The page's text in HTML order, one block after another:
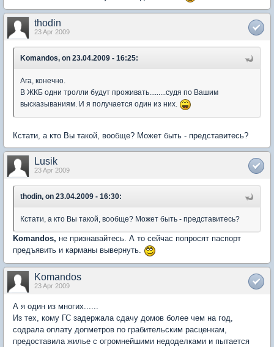
thodin
23 Apr 2009
Komandos, on 23.04.2009 - 16:25:
Ага, конечно.
В ЖКБ одни тролли будут проживать.........судя по Вашим
высказываниям. И я получается один из них.
Кстати, а кто Вы такой, вообще? Может быть - представитесь?
Lusik
23 Apr 2009
thodin, on 23.04.2009 - 16:30:
Кстати, а кто Вы такой, вообще? Может быть - представитесь?
Komandos, не признавайтесь. А то сейчас попросят паспорт
предъявить и карманы вывернуть.
Komandos
23 Apr 2009
А я один из многих......
Из тех, кому ГС задержала сдачу домов более чем на год,
содрала оплату допметров по грабительским расценкам,
предоставила жилье с огромнейшими недоделками и пытается